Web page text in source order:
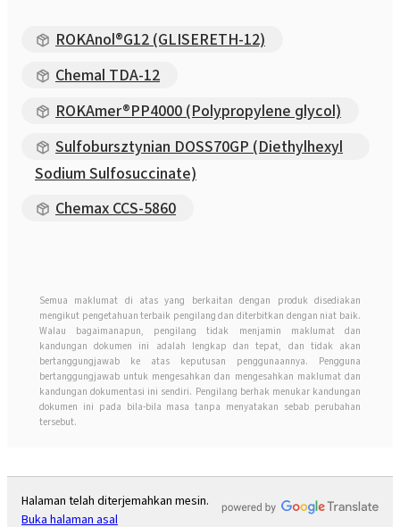
ROKAnol®G12 (GLISERETH-12)
Chemal TDA-12
ROKAmer®PP4000 (Polypropylene glycol)
Sulfobursztynian DOSS70GP (Diethylhexyl
Sodium Sulfosuccinate)
Chemax CCS-5860
Semua maklumat di atas yang berkaitan dengan produk disediakan
mengikut pengetahuan terbaik pengilang dan diterbitkan dengan niat baik.
Walau bagaimanapun, pengilang tidak menjamin maklumat dan
kandungan dokumen ini adalah lengkap dan tepat, dan tidak akan
bertanggungjawab ke atas keputusan penggunaannya. Pengguna
bertanggungjawab untuk mengesahkan dan mengesahkan maklumat dan
kandungan dokumentasi ini sendiri. Pengilang berhak menukar kandungan
dokumen ini pada bila-bila masa tanpa menyatakan sebab perubahan
tersebut.
Halaman telah diterjemahkan mesin.
Buka halaman asal